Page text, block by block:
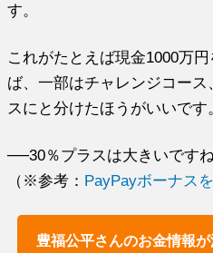
す。
これがたとえば現金1000万
ば、一部はチャレンジコー
スにと分けたほうがいいです
──30％プラスは大きいですね
（※参考： PayPayボーナス
豊福公平さんのお金情報